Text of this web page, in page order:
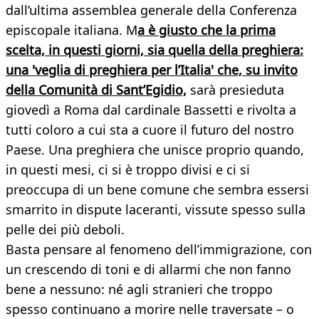
dall’ultima assemblea generale della Conferenza
episcopale italiana. Ma è giusto che la prima
scelta, in questi giorni, sia quella della preghiera:
una 'veglia di preghiera per l’Italia' che, su invito
della Comunità di Sant’Egidio, sarà presieduta
giovedì a Roma dal cardinale Bassetti e rivolta a
tutti coloro a cui sta a cuore il futuro del nostro
Paese. Una preghiera che unisce proprio quando,
in questi mesi, ci si è troppo divisi e ci si
preoccupa di un bene comune che sembra essersi
smarrito in dispute laceranti, vissute spesso sulla
pelle dei più deboli.
Basta pensare al fenomeno dell’immigrazione, con
un crescendo di toni e di allarmi che non fanno
bene a nessuno: né agli stranieri che troppo
spesso continuano a morire nelle traversate – o